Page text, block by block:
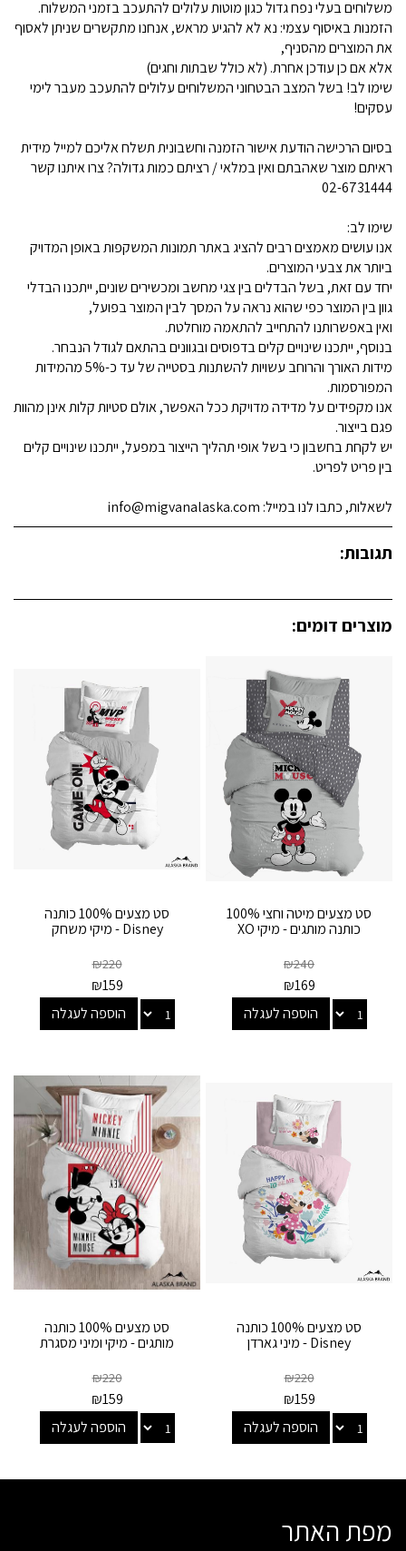
משלוחים בעלי נפח גדול כגון מוטות עלולים להתעכב בזמני המשלוח.
הזמנות באיסוף עצמי: נא לא להגיע מראש, אנחנו מתקשרים שניתן לאסוף
את המוצרים מהסניף,
אלא אם כן עודכן אחרת. (לא כולל שבתות וחגים)
שימו לב! בשל המצב הבטחוני המשלוחים עלולים להתעכב מעבר לימי
עסקים!
בסיום הרכישה הודעת אישור הזמנה וחשבונית תשלח אליכם למייל מידית
ראיתם מוצר שאהבתם ואין במלאי / רציתם כמות גדולה? צרו איתנו קשר
02-6731444
שימו לב:
אנו עושים מאמצים רבים להציג באתר תמונות המשקפות באופן המדויק
ביותר את צבעי המוצרים.
יחד עם זאת, בשל הבדלים בין צגי מחשב ומכשירים שונים, ייתכנו הבדלי
גוון בין המוצר כפי שהוא נראה על המסך לבין המוצר בפועל,
ואין באפשרותנו להתחייב להתאמה מוחלטת.
בנוסף, ייתכנו שינויים קלים בדפוסים ובגוונים בהתאם לגודל הנבחר.
מידות האורך והרוחב עשויות להשתנות בסטייה של עד כ-5% מהמידות
המפורסמות.
אנו מקפידים על מדידה מדויקת ככל האפשר, אולם סטיות קלות אינן מהוות
פגם בייצור.
יש לקחת בחשבון כי בשל אופי תהליך הייצור במפעל, ייתכנו שינויים קלים
בין פריט לפריט.
לשאלות, כתבו לנו במייל: info@migvanalaska.com
תגובות:
מוצרים דומים:
סט מצעים מיטה וחצי 100%
כותנה מותגים - מיקי XO
₪240
₪169
הוספה לעגלה
סט מצעים 100% כותנה
Disney - מיקי משחק
₪220
₪159
הוספה לעגלה
סט מצעים 100% כותנה
Disney - מיני גארדן
₪220
₪159
הוספה לעגלה
סט מצעים 100% כותנה
מותגים - מיקי ומיני מסגרת
₪220
₪159
הוספה לעגלה
מפת האתר